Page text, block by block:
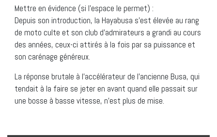
Mettre en évidence (si l’espace le permet) :
Depuis son introduction, la Hayabusa s’est élevée au rang
de moto culte et son club d’admirateurs a grandi au cours
des années, ceux-ci attirés à la fois par sa puissance et
son carénage généreux.
La réponse brutale à l’accélérateur de l’ancienne Busa, qui
tendait à la faire se jeter en avant quand elle passait sur
une bosse à basse vitesse, n’est plus de mise.